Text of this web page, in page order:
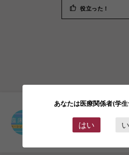
役立った！
クリニカルクエスチョ
「目次」はこちら
あなたは医療関係者(学
はい